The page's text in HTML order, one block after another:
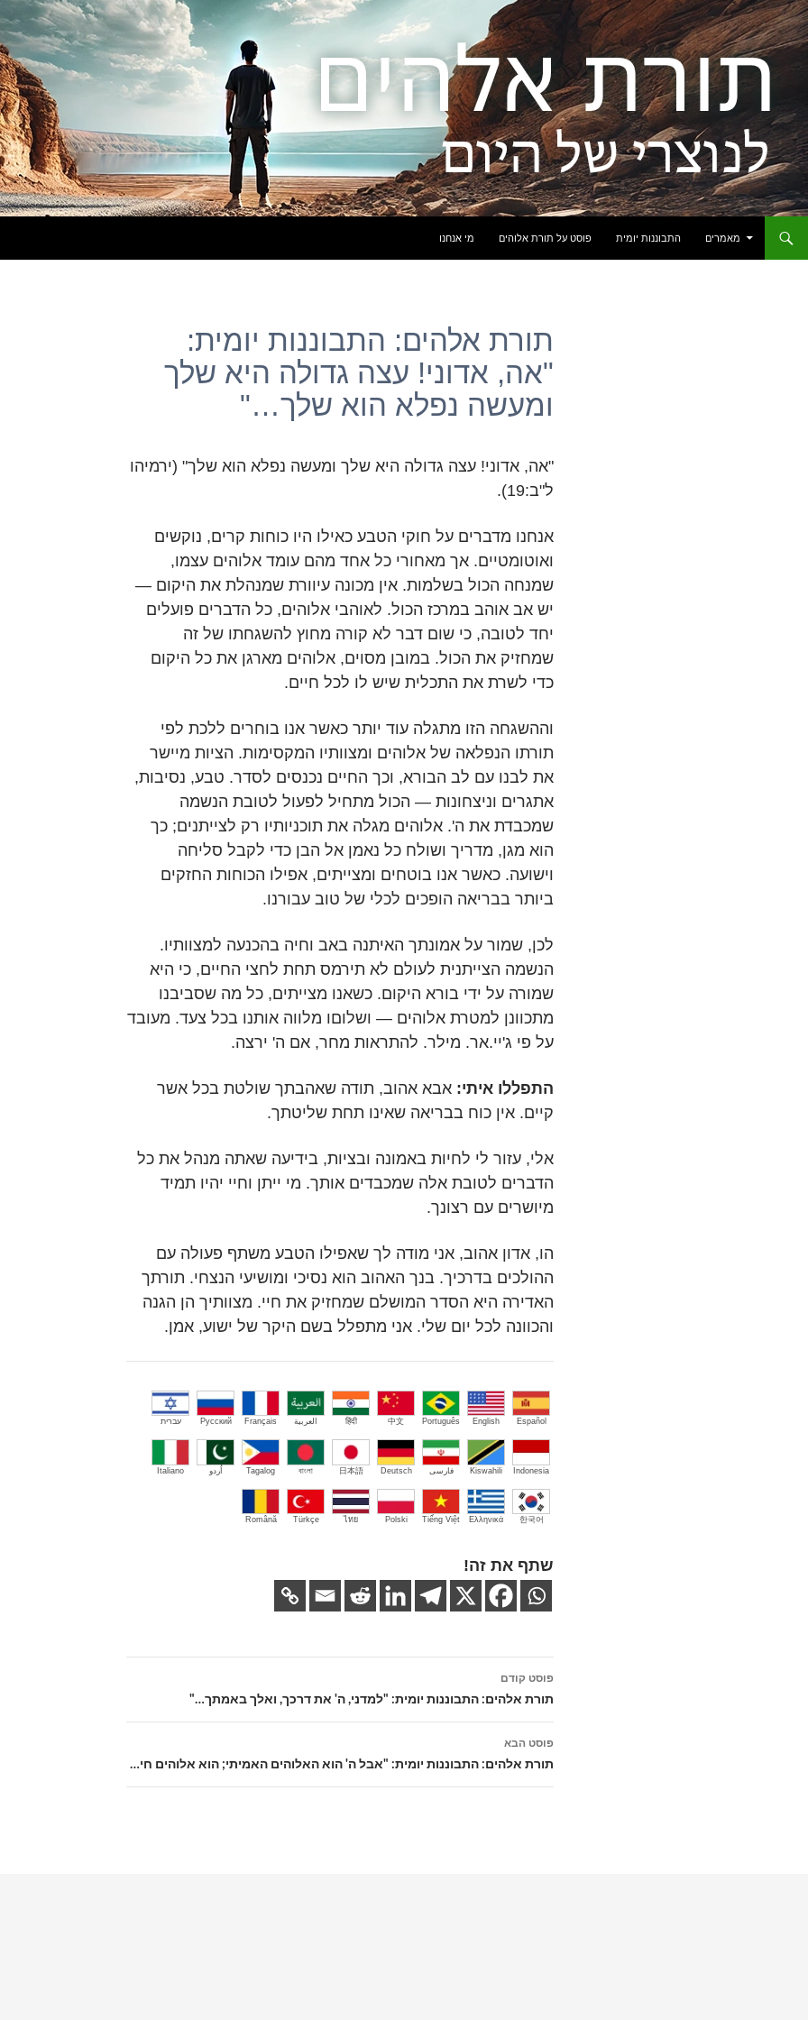
מאמרים
התבוננות יומית פוסט על תורת אלוהים מי אנחנו
תורת אלהים: התבוננות יומית:
"אה, אדוני! עצה גדולה היא שלך
ומעשה נפלא הוא שלך…"
"אה, אדוני! עצה גדולה היא שלך ומעשה נפלא הוא שלך" (ירמיהו
ל"ב:19).
אנחנו מדברים על חוקי הטבע כאילו היו כוחות קרים, נוקשים
ואוטומטיים. אך מאחורי כל אחד מהם עומד אלוהים עצמו,
שמנחה הכול בשלמות. אין מכונה עיוורת שמנהלת את היקום —
יש אב אוהב במרכז הכול. לאוהבי אלוהים, כל הדברים פועלים
יחד לטובה, כי שום דבר לא קורה מחוץ להשגחתו של זה
שמחזיק את הכול. במובן מסוים, אלוהים מארגן את כל היקום
כדי לשרת את התכלית שיש לו לכל חיים.
וההשגחה הזו מתגלה עוד יותר כאשר אנו בוחרים ללכת לפי
תורתו הנפלאה של אלוהים ומצוותיו המקסימות. הציות מיישר
את לבנו עם לב הבורא, וכך החיים נכנסים לסדר. טבע, נסיבות,
אתגרים וניצחונות — הכול מתחיל לפעול לטובת הנשמה
שמכבדת את ה'. אלוהים מגלה את תוכניותיו רק לצייתנים; כך
הוא מגן, מדריך ושולח כל נאמן אל הבן כדי לקבל סליחה
וישועה. כאשר אנו בוטחים ומצייתים, אפילו הכוחות החזקים
ביותר בבריאה הופכים לכלי של טוב עבורנו.
לכן, שמור על אמונתך האיתנה באב וחיה בהכנעה למצוותיו.
הנשמה הצייתנית לעולם לא תירמס תחת לחצי החיים, כי היא
שמורה על ידי בורא היקום. כשאנו מצייתים, כל מה שסביבנו
מתכוונן למטרת אלוהים — ושלוםו מלווה אותנו בכל צעד. מעובד
על פי ג'יי.אר. מילר. להתראות מחר, אם ה' ירצה.
התפללו איתי: אבא אהוב, תודה שאהבתך שולטת בכל אשר
קיים. אין כוח בבריאה שאינו תחת שליטתך.
אלי, עזור לי לחיות באמונה ובציות, בידיעה שאתה מנהל את כל
הדברים לטובת אלה שמכבדים אותך. מי ייתן וחיי יהיו תמיד
מיושרים עם רצונך.
הו, אדון אהוב, אני מודה לך שאפילו הטבע משתף פעולה עם
ההולכים בדרכיך. בנך האהוב הוא נסיכי ומושיעי הנצחי. תורתך
האדירה היא הסדר המושלם שמחזיק את חיי. מצוותיך הן הגנה
והכוונה לכל יום שלי. אני מתפלל בשם היקר של ישוע, אמן.
Español
English
Português
中文
हिंदी العربية Français
Русский עברית
Indonesia
Kiswahili فارسی Deutsch
日本語
বাংলা
Tagalog اُردو Italiano
한국어
Ελληνικά
Tiếng Việt
Polski
ไทย
Türkçe
Română
שתף את זה!
ניווט
בפוסטים
פוסט קודם
תורת אלהים: התבוננות יומית: "למדני, ה' את דרכך, ואלך באמתך…"
פוסט הבא
תורת אלהים: התבוננות יומית: "אבל ה' הוא האלוהים האמיתי; הוא אלוהים חי…